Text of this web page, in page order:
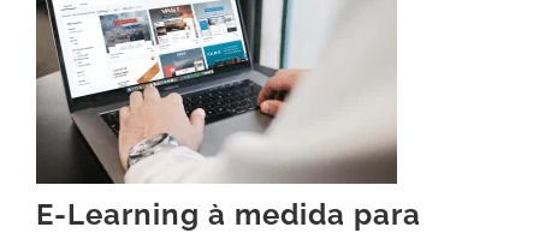
E-Learning à medida para